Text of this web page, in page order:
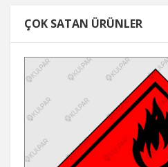
ÇOK SATAN ÜRÜNLER